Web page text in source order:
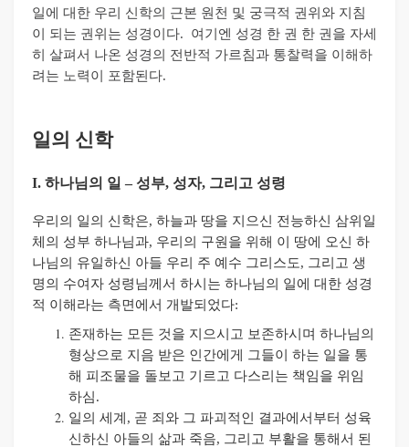
일에 대한 우리 신학의 근본 원천 및 궁극적 권위와 지침
이 되는 권위는 성경이다. 여기엔 성경 한 권 한 권을 자세
히 살펴서 나온 성경의 전반적 가르침과 통찰력을 이해하
려는 노력이 포함된다.
일의 신학
I. 하나님의 일 – 성부, 성자, 그리고 성령
우리의 일의 신학은, 하늘과 땅을 지으신 전능하신 삼위일
체의 성부 하나님과, 우리의 구원을 위해 이 땅에 오신 하
나님의 유일하신 아들 우리 주 예수 그리스도, 그리고 생
명의 수여자 성령님께서 하시는 하나님의 일에 대한 성경
적 이해라는 측면에서 개발되었다:
존재하는 모든 것을 지으시고 보존하시며 하나님의
형상으로 지음 받은 인간에게 그들이 하는 일을 통
해 피조물을 돌보고 기르고 다스리는 책임을 위임
하심.
일의 세계 , 곧 죄와 그 파괴적인 결과에서부터 성육
신하신 아들의 삶과 죽음, 그리고 부활을 통해서 된